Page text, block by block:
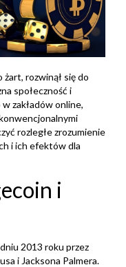
rozwinął się do
społeczność i
zakładów online,
rozległe zrozumienie
i ich efektów dla
i
2013 roku przez
i Jacksona Palmera.